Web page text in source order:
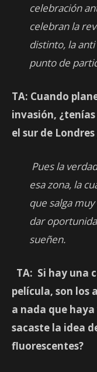
celebración
celebran la
distinto, la
punto de
TA: Cuando
invasión,
el sur de
Pues la
esa zona, la
que salga
dar
sueñen.
TA: Si hay una
película, son los
a nada que
sacaste la idea
fluorescentes?